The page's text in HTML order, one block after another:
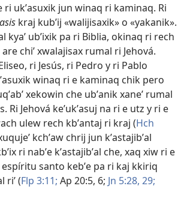
ri ukʼasuxik jun winaq ri kaminaq. Ri
kraj kubʼij «walijisaxik» o «yakanik».
kyaʼ ubʼixik pa ri Biblia, okinaq ri rech
chiʼ xwalajisax rumal ri Jehová.
ri Jesús, ri Pedro y ri Pablo
winaq ri e kaminaq chik pero
xekowin che ubʼanik xaneʼ rumal
Ri Jehová keʼukʼasuj na ri e utz y ri e
ulew rech kbʼantaj ri kraj (Hch
kchʼaw chrij jun kʼastajibʼal
ri nabʼe kʼastajibʼal che, xaq xiw ri e
santo kebʼe pa ri kaj kkiriq
riʼ (Flp 3:11; Ap 20:5, 6; Jn 5:28, 29;